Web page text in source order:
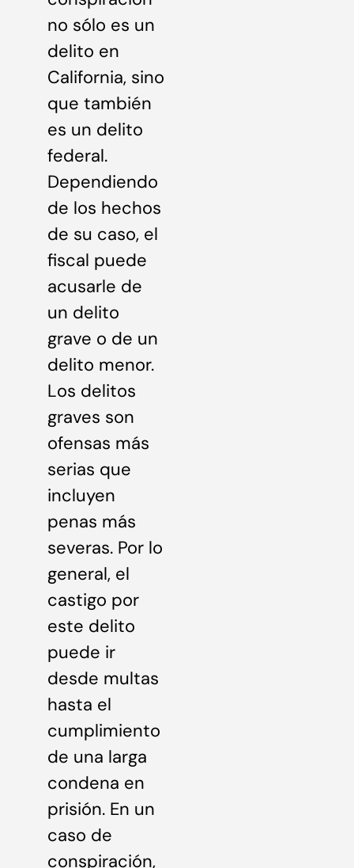
no sólo es un
delito en
California, sino
que también
es un delito
federal.
Dependiendo
de los hechos
de su caso, el
fiscal puede
acusarle de
un delito
grave o de un
delito menor.
Los delitos
graves son
ofensas más
serias que
incluyen
penas más
severas. Por lo
general, el
castigo por
este delito
puede ir
desde multas
hasta el
cumplimiento
de una larga
condena en
prisión. En un
caso de
conspiración,